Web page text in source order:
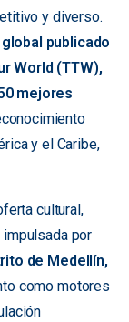
y diverso.
publicado
World (TTW),
mejores
y el Caribe,
cultural,
por
de Medellín,
como motores